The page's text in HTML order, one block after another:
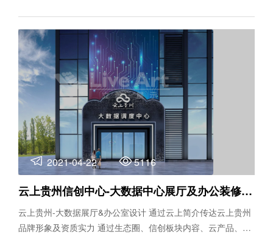
建立信任、高效了解产能实力，传统线下看厂、参展模式已难
以满足需求，而“3D线上展厅”作为一站式线上展览解决方案，
既能实现无边界展示，又能通过实景复刻、沉浸式体验构建信
任壁垒，为全球获客提供全新路径。 本文将从核心价值、落地
优势、实战案例三方面，拆解“3D线上展厅”的获客逻辑，助力
企业解锁
2021-04-22 5116
云上贵州信创中心-大数据中心展厅及办公装修设计
云上贵州-大数据展厅&办公室设计 通过云上简介传达云上贵州
品牌形象及资质实力 通过生态圈、信创板块内容、云产品、项